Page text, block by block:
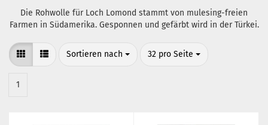
Die Rohwolle für Loch Lomond stammt von mulesing-freien
Farmen in Südamerika. Gesponnen und gefärbt wird in der Türkei.
Sortieren nach
Sortieren nach 32 pro Seite
pro Seite
1